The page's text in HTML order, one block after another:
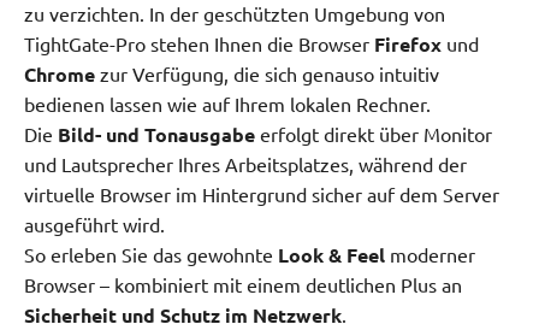
zu verzichten. In der geschützten Umgebung von
TightGate-Pro stehen Ihnen die Browser Firefox und
Chrome zur Verfügung, die sich genauso intuitiv
bedienen lassen wie auf Ihrem lokalen Rechner.
Die Bild- und Tonausgabe erfolgt direkt über Monitor
und Lautsprecher Ihres Arbeitsplatzes, während der
virtuelle Browser im Hintergrund sicher auf dem Server
ausgeführt wird.
So erleben Sie das gewohnte Look & Feel moderner
Browser – kombiniert mit einem deutlichen Plus an
Sicherheit und Schutz im Netzwerk.